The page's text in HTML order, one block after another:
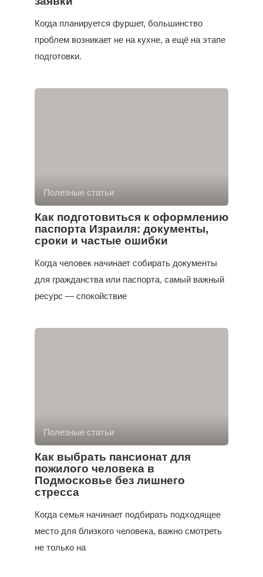
Когда планируется фуршет, большинство
проблем возникает не на кухне, а ещё на этапе
подготовки.
Полезные статьи
Как подготовиться к оформлению
паспорта Израиля: документы,
сроки и частые ошибки
Когда человек начинает собирать документы
для гражданства или паспорта, самый важный
ресурс — спокойствие
Полезные статьи
Как выбрать пансионат для
пожилого человека в
Подмосковье без лишнего
стресса
Когда семья начинает подбирать подходящее
место для близкого человека, важно смотреть
не только на